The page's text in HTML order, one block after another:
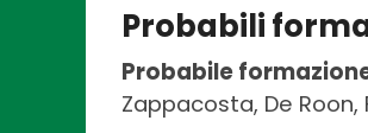
Probabili
Probabile
Zappacosta, De Roon,